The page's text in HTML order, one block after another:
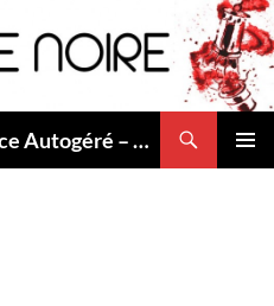
au
contenu
LA GUEULE NOIRE – Espace Autogéré – Saint Etienne